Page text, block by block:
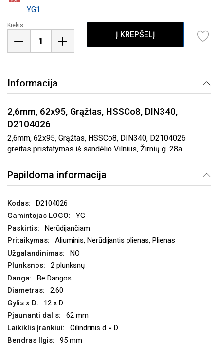
YG1
Kiekis:
Į KREPŠELĮ
Informacija
2,6mm, 62x95, Grąžtas, HSSCo8, DIN340,
D2104026
2,6mm, 62x95, Grąžtas, HSSCo8, DIN340, D2104026
greitas pristatymas iš sandėlio Vilnius, Žirnių g. 28a
Papildoma informacija
D2104026
YG
Nerūdijančiam
Aliuminis, Nerūdijantis plienas, Plienas
NO
2 plunksnų
Be Dangos
2.60
12 x D
62 mm
Cilindrinis d = D
95 mm